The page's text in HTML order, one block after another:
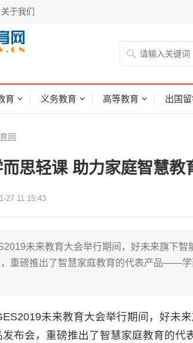
关于我们
育 义务教育 高等教育 出国
网
思轻课 助力家庭智慧教
27 11:15:43
未来教育大会举行期间，好未来旗下
重磅推出了智慧家庭教育的代表产品——
未来教育大会举行期间，好未来
发布会，重磅推出了智慧家庭教育的